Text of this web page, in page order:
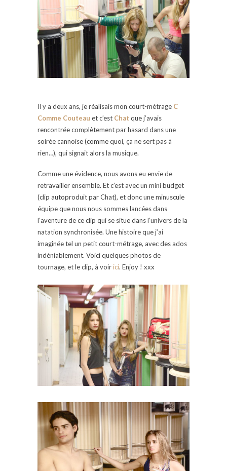
Il y a deux ans, je réalisais mon court-métrage C
Comme Couteau et c’est Chat que j’avais
rencontrée complètement par hasard dans une
soirée cannoise(comme quoi, ça ne sert pas à
rien…), qui signait alors la musique.
Comme une évidence, nous avons eu envie de
retravailler ensemble. Et c’est avec un mini budget
(clip autoproduit par Chat), et donc une minuscule
équipe que nous nous sommes lancées dans
l’aventure de ce clip qui se situe dans l’univers de la
natation synchronisée. Une histoire que j’ai
imaginée tel un petit court-métrage, avec des ados
indéniablement. Voici quelques photos de
tournage, et le clip, à voirici. Enjoy ! xxx